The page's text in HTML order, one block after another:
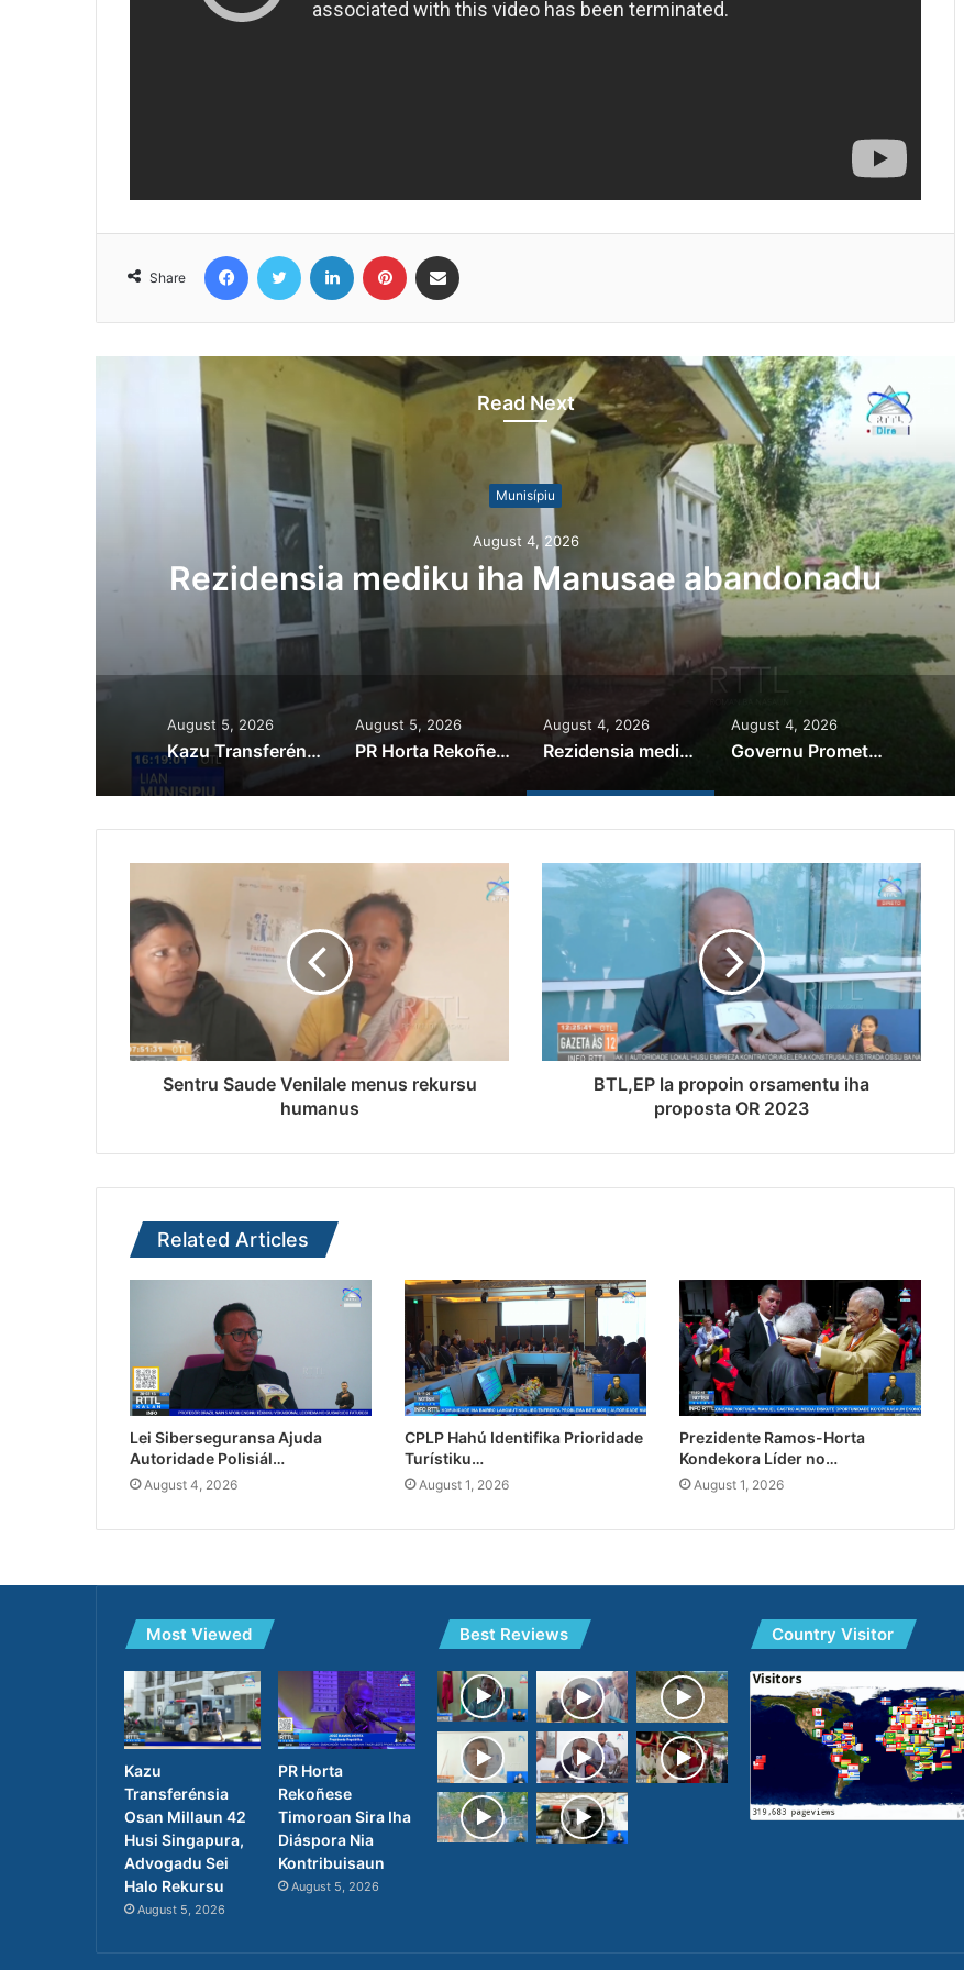
Share
Read Next
Munisípiu
August 4, 2026
Rezidensia mediku iha Manusae abandonadu
August 5, 2026
Kazu Transferénsia Osan Millaun 42 Husi Singapura, Advogadu Sei Halo Rekursu
August 5, 2026
PR Horta Rekoñese Timoroan Sira Iha Diáspora Nia Kontribuisaun
August 4, 2026
Rezidensia mediku iha Manusae abandonadu
August 4, 2026
Governu Promete Tau Prioridade ba Setór Minerais no Setór Produtivu
Sentru Saude Venilale menus rekursu
humanus
BTL,EP la propoin orsamentu iha
proposta OR 2023
Related Articles
Lei Siberseguransa Ajuda
Autoridade Polisiál…
August 4, 2026
CPLP Hahú Identifika Prioridade
Turístiku…
August 1, 2026
Prezidente Ramos-Horta
Kondekora Líder no…
August 1, 2026
Most Viewed
Kazu
Transferénsia
Osan Millaun 42
Husi Singapura,
Advogadu Sei
Halo Rekursu
August 5, 2026
PR Horta
Rekoñese
Timoroan Sira Iha
Diáspora Nia
Kontribuisaun
August 5, 2026
Best Reviews Country Visitor